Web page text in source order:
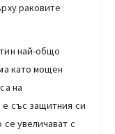
раковите
най-общо
като мощен
на
със защитния си
увеличават с